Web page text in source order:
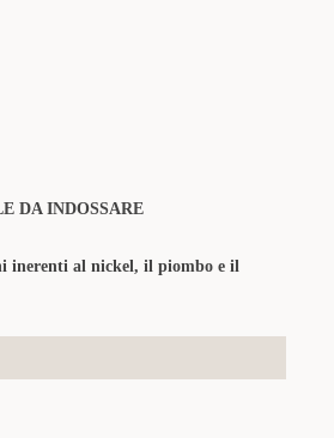
DA INDOSSARE
inerenti al nickel, il piombo e il